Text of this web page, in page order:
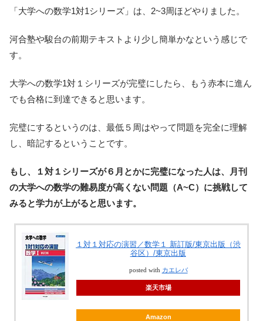
「大学への数学1対1シリーズ」は、2~3周ほどやりました。
河合塾や駿台の前期テキストより少し簡単かなという感じで
す。
大学への数学1対１シリーズが完璧にしたら、もう赤本に進ん
でも合格に到達できると思います。
完璧にするというのは、最低５周はやって問題を完全に理解
し、暗記するということです。
もし、１対１シリーズが６月とかに完璧になった人は、月刊
の大学への数学の難易度が高くない問題（A~C）に挑戦して
みると学力が上がると思います。
１対１対応の演習／数学１ 新訂版/東京出版（渋
谷区）/東京出版
posted with カエレバ
楽天市場
Amazon